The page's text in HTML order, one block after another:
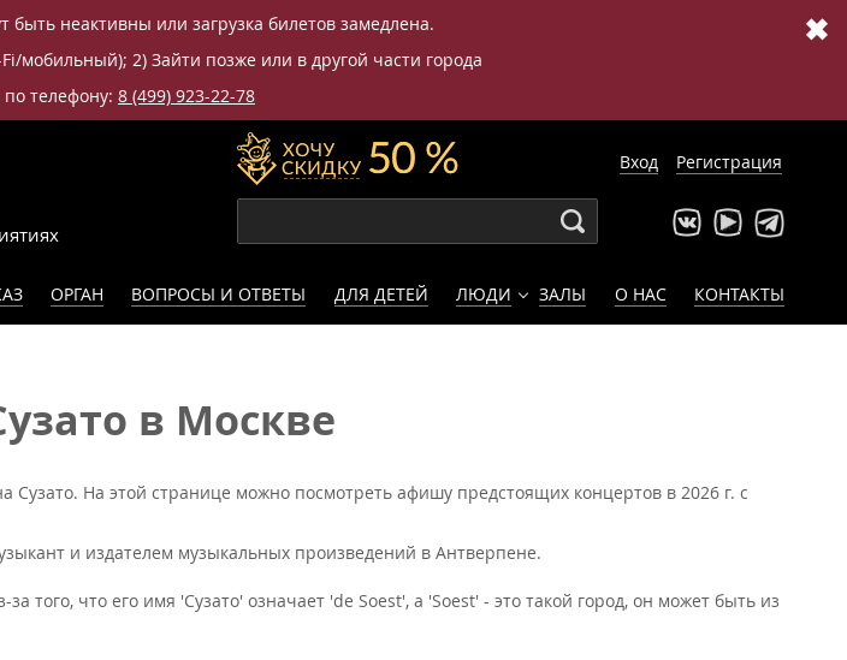
быть неактивны или загрузка билетов замедлена.
мобильный); 2) Зайти позже или в другой части города
телефону: 8 (499) 923-22-78
✖
Вход Регистрация
ОРГАН ВОПРОСЫ И ОТВЕТЫ ДЛЯ ДЕТЕЙ ЛЮДИ ЗАЛЫ О НАС КОНТАКТЫ
в Москве
На этой странице можно посмотреть афишу предстоящих концертов в 2026 г. с
и издателем музыкальных произведений в Антверпене.
того, что его имя 'Сузато' означает 'de Soest', а 'Soest' - это такой город, он может быть из